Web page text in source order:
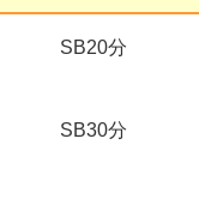
SB20分
SB30分